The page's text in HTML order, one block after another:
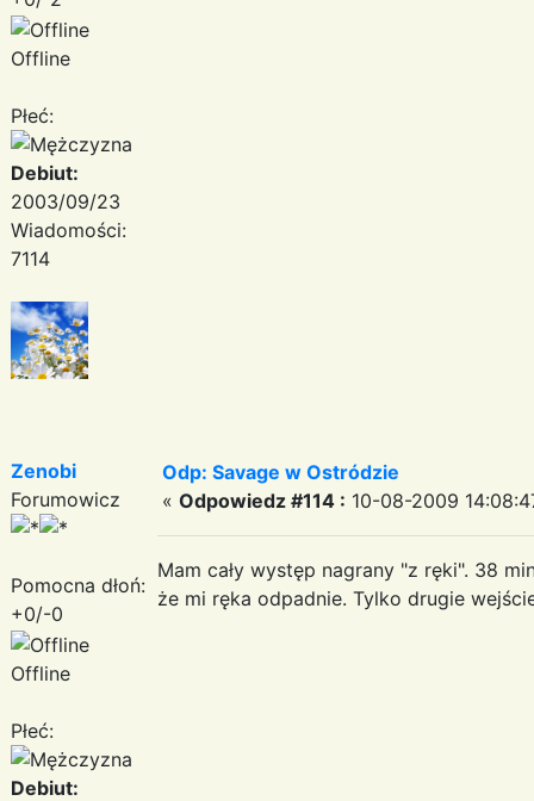
Offline
Płeć:
Debiut:
2003/09/23
Wiadomości:
7114
Zenobi
Forumowicz
Pomocna dłoń:
+0/-0
Offline
Płeć:
Debiut:
Odp: Savage w Ostródzie
« Odpowiedz #114 : 10-08-2009
Mam cały występ nagrany "z ręki". 38
że mi ręka odpadnie. Tylko drugie